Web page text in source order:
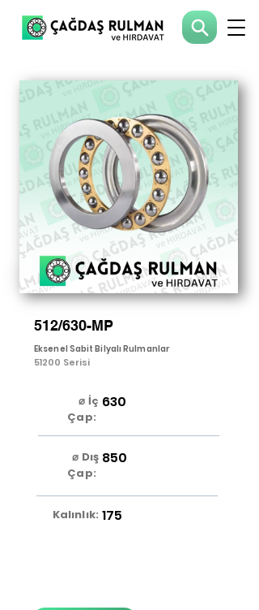
512/630-MP
Eksenel Sabit Bilyalı Rulmanlar
51200 Serisi
⌀ İç
Çap:
630
⌀ Dış
Çap:
850
Kalınlık: 175